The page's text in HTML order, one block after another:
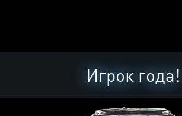
Игрок года!